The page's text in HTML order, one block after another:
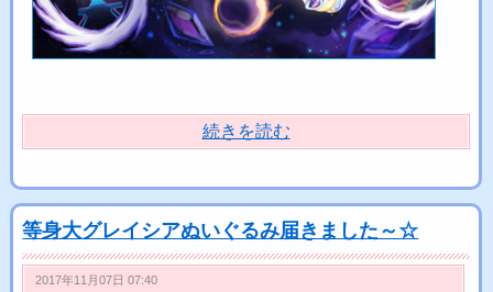
続きを読む
等身大グレイシアぬいぐるみ届きました～☆
2017年11月07日 07:40